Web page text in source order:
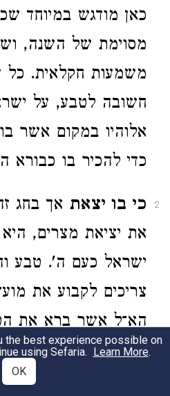
כאן מודגש במיוחד
מסוימת של השנה,
משמעות חקלאית. כל
חשובה לטבע, על
אלוהיו במקום אשר
כדי להכיר בו כבורא
2 כי בו יצאת אך בחג
את יציאת מצרים,
ישראל כעם ה'. טבע
צריכים לקבוע את
הא־ל אשר ברא את
כוחותיו על פיחוקים
המכוון את גורל
the best experience possible on
using Sefaria. Learn More.
OK